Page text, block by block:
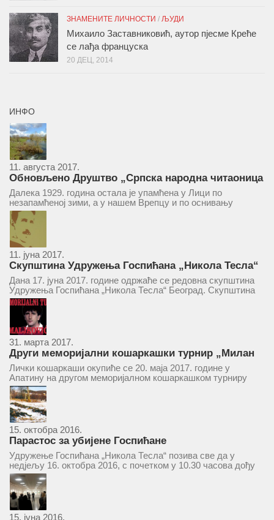
ЗНАМЕНИТЕ ЛИЧНОСТИ / ЉУДИ
Михаило Заставниковић, аутор пјесме Креће
се лађа француска
20 ДЕЦ, 2014
ИНФО
11. августа 2017.
Обновљено Друштво „Српска народна читаоница
и књижница“ у Врепцу
Далека 1929. година остала је упамћена у Лици по
незапамћеној зими, а у нашем Врепцу и по оснивању
Друштва „Српска народна читаоница и књижница у
Врепцу“. Потакнути потребом за културним и духовним
уздизањем група...
11. јуна 2017.
Скупштина Удружења Госпићана „Никола Тесла“
у суботу 17. јуна 2017.
Дана 17. јуна 2017. године одржаће се редовна скупштина
Удружења Госпићана „Никола Тесла“ Београд. Скупштина
ће се одржати у простору ресторана „Тесла“, Савски трг бр.
9 Београд, у 11 часова. За Скупштину је предложен...
31. марта 2017.
Други меморијални кошаркашки турнир „Милан
Маљковић Маљак“ у Апатину 20. маја 2017.
Лички кошаркаши окупиће се 20. маја 2017. године у
Апатину на другом меморијалном кошаркашком турниру
„Милан Маљковић Маљак“. Као и прошле године,
учествоваће екипе Госпића, Личког Осика, Плашког, као и
комбинована екипа кошаркаша из...
15. октобра 2016.
Парастос за убијене Госпићане
Удружење Госпићана „Никола Тесла“ позива све да у
недјељу 16. октобра 2016, с почетком у 10.30 часова дођу
у цркву Светог оца Николаја у Борчи (Улица Вука Караџића
1), гдје ће бити служен парастос за...
15. јуна 2016.